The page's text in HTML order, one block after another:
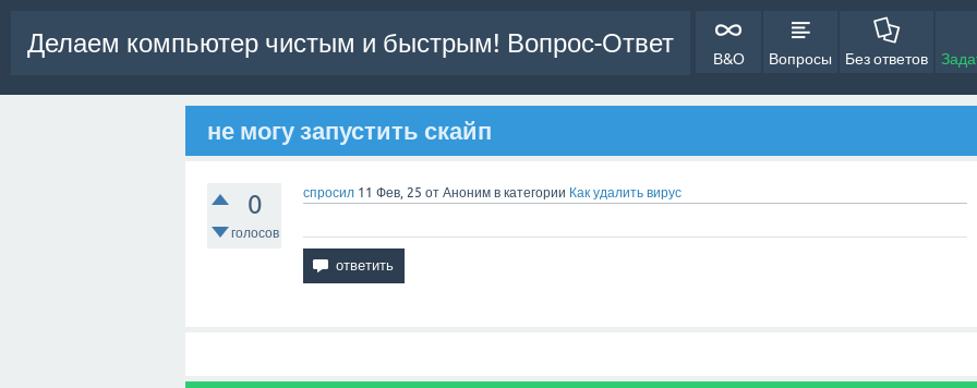
Делаем компьютер чистым и быстрым! Вопрос-Ответ
В&О Вопросы Без ответов
не могу запустить скайп
0
голосов
спросил 11 Фев, 25 от Аноним в категории Как удалить вирус